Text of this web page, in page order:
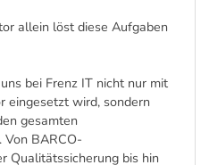
allein löst diese Aufgaben
bei Frenz IT nicht nur mit
eingesetzt wird, sondern
gesamten
Von BARCO-
Qualitätssicherung bis hin